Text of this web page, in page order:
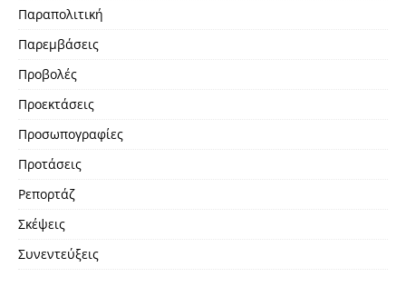
Παραπολιτική
Παρεμβάσεις
Προβολές
Προεκτάσεις
Προσωπογραφίες
Προτάσεις
Ρεπορτάζ
Σκέψεις
Συνεντεύξεις